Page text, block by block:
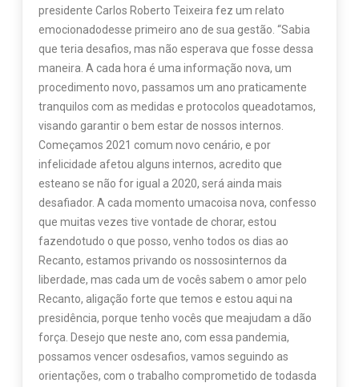
presidente Carlos Roberto Teixeira fez um relato
emocionadodesse primeiro ano de sua gestão. “Sabia
que teria desafios, mas não esperava que fosse dessa
maneira. A cada hora é uma informação nova, um
procedimento novo, passamos um ano praticamente
tranquilos com as medidas e protocolos queadotamos,
visando garantir o bem estar de nossos internos.
Começamos 2021 comum novo cenário, e por
infelicidade afetou alguns internos, acredito que
esteano se não for igual a 2020, será ainda mais
desafiador. A cada momento umacoisa nova, confesso
que muitas vezes tive vontade de chorar, estou
fazendotudo o que posso, venho todos os dias ao
Recanto, estamos privando os nossosinternos da
liberdade, mas cada um de vocês sabem o amor pelo
Recanto, aligação forte que temos e estou aqui na
presidência, porque tenho vocês que meajudam a dão
força. Desejo que neste ano, com essa pandemia,
possamos vencer osdesafios, vamos seguindo as
orientações, com o trabalho comprometido de todasda